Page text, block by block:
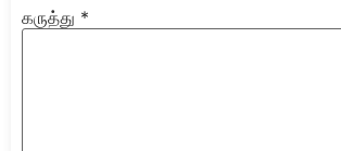
கருத்து *